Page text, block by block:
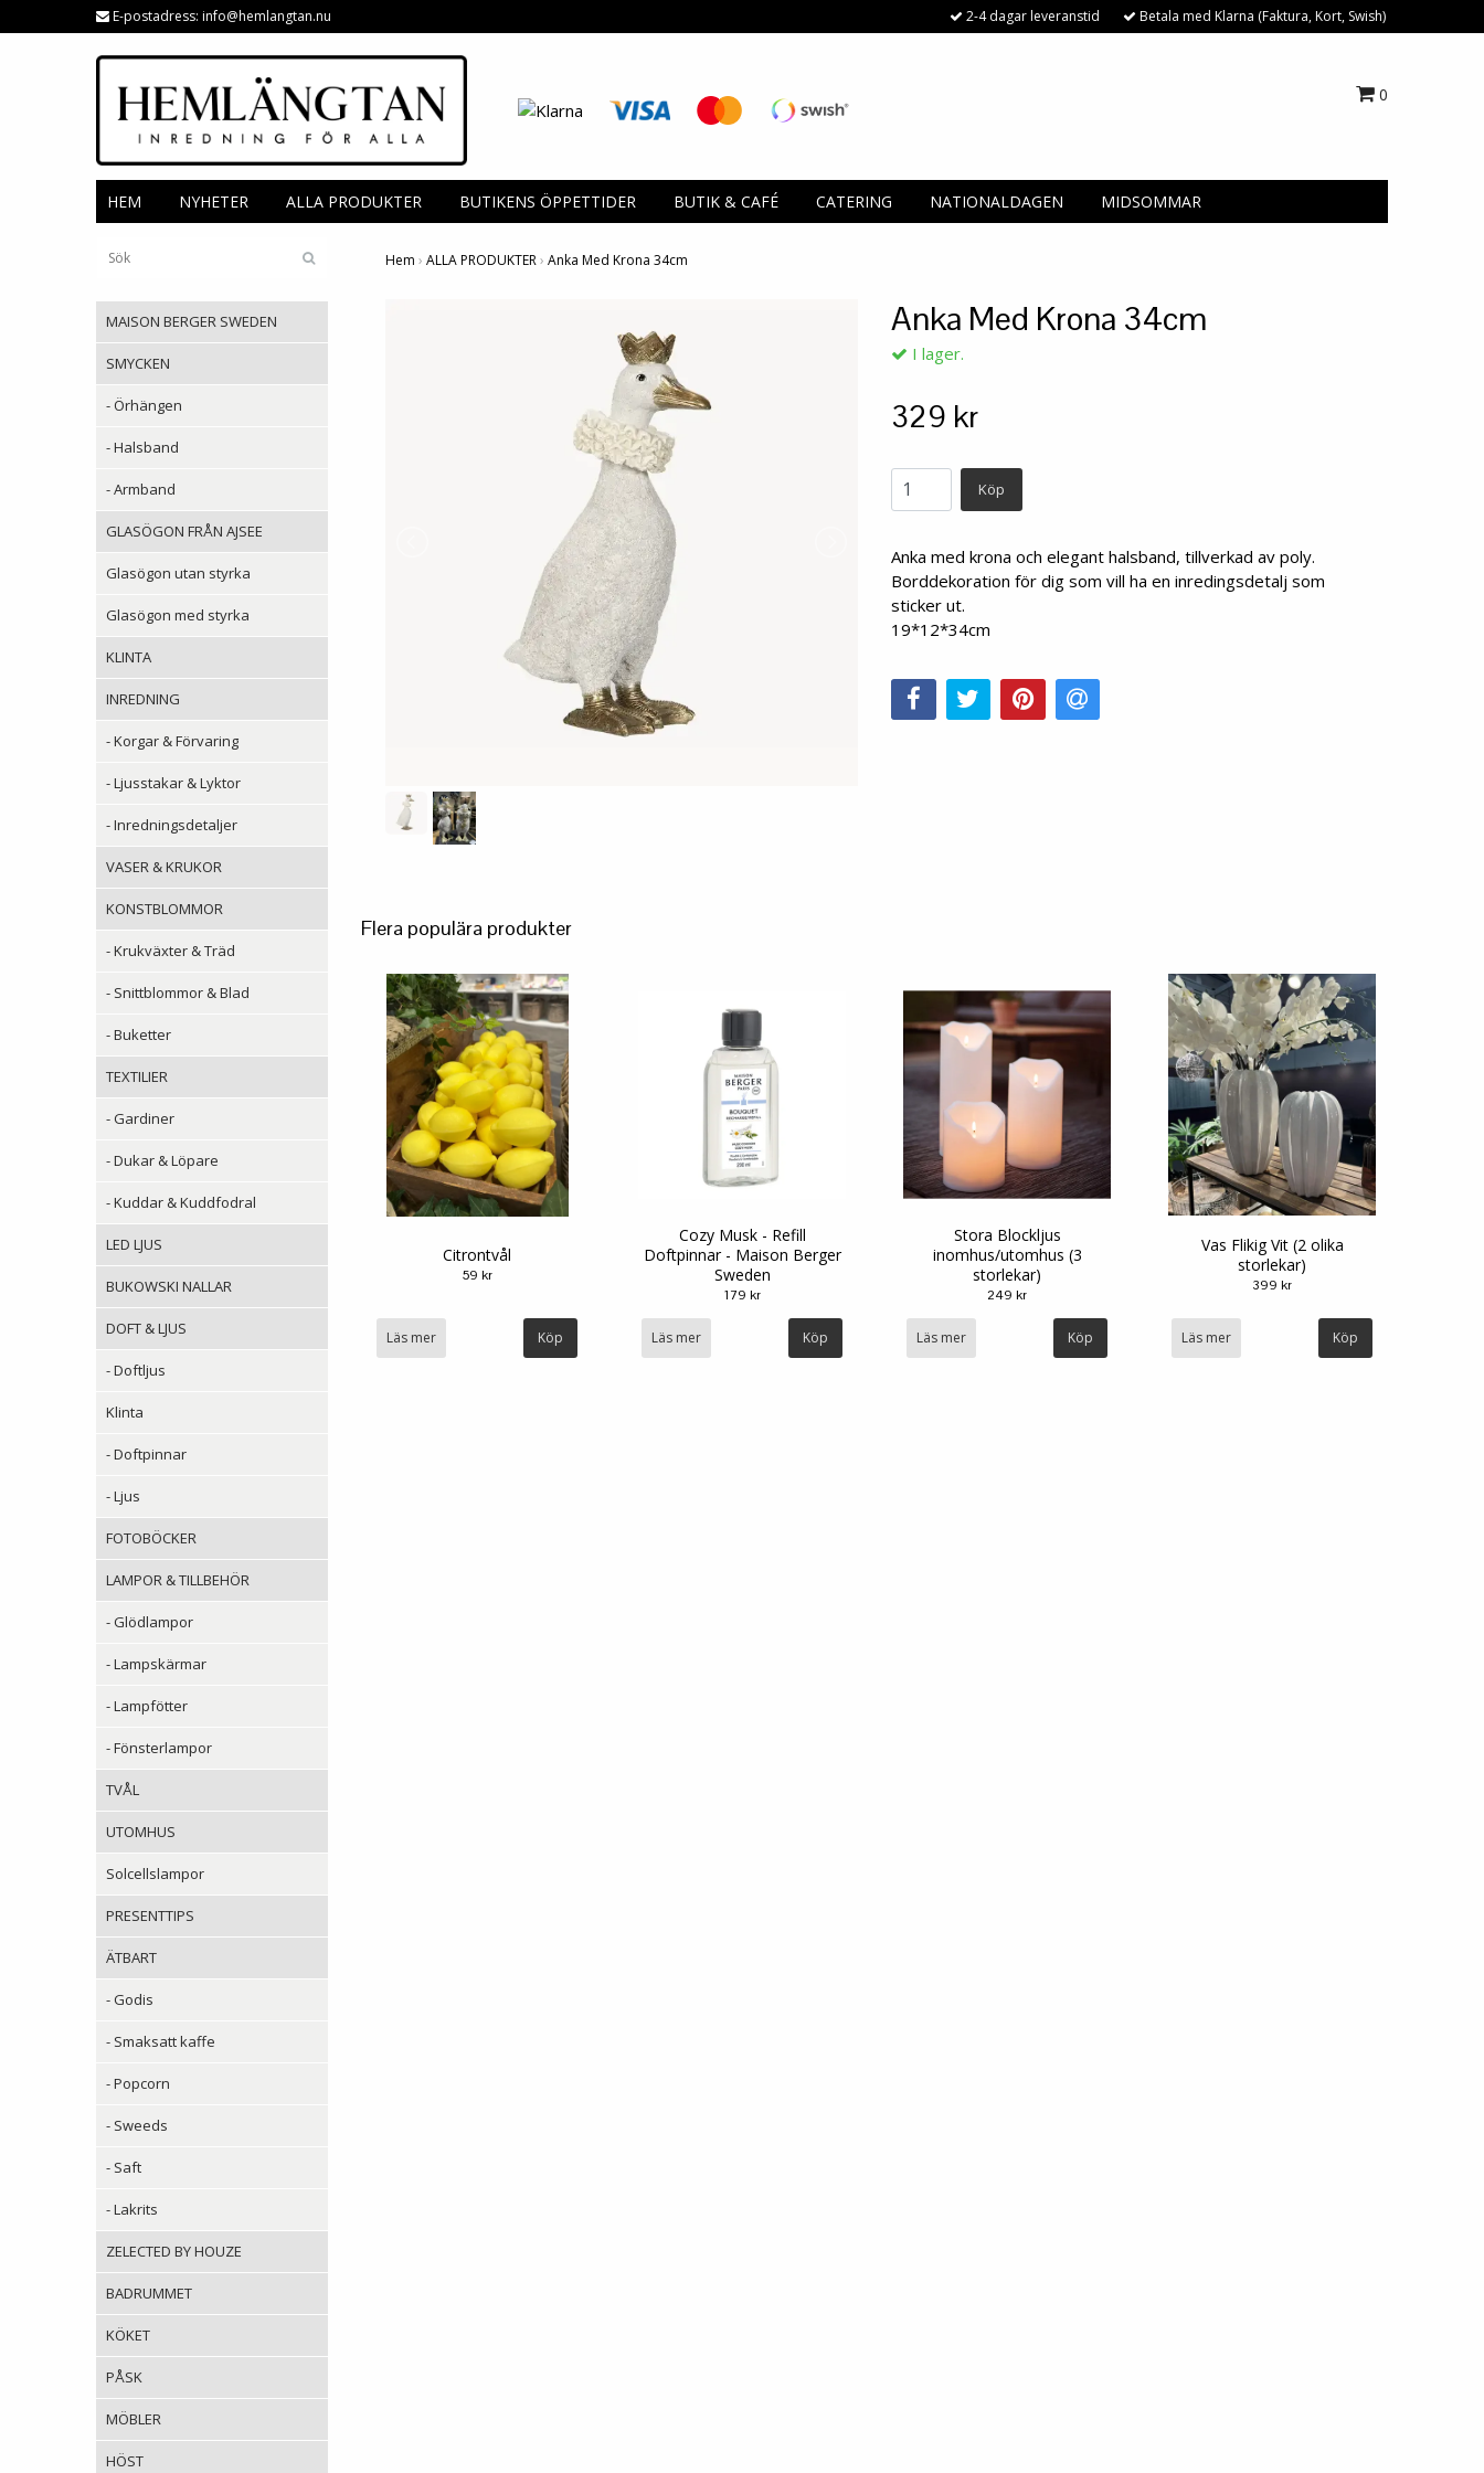
E-postadress: info@hemlangtan.nu 2-4 dagar leveranstid Betala med Klarna (Faktura, Kort, Swish)
0
HEM NYHETER ALLA PRODUKTER BUTIKENS ÖPPETTIDER BUTIK & CAFÉ CATERING NATIONALDAGEN MIDSOMMAR
MAISON BERGER SWEDEN
SMYCKEN
- Örhängen
- Halsband
- Armband
GLASÖGON FRÅN AJSEE
Glasögon utan styrka
Glasögon med styrka
KLINTA
INREDNING
- Korgar & Förvaring
- Ljusstakar & Lyktor
- Inredningsdetaljer
VASER & KRUKOR
KONSTBLOMMOR
- Krukväxter & Träd
- Snittblommor & Blad
- Buketter
TEXTILIER
- Gardiner
- Dukar & Löpare
- Kuddar & Kuddfodral
LED LJUS
BUKOWSKI NALLAR
DOFT & LJUS
- Doftljus
Klinta
- Doftpinnar
- Ljus
FOTOBÖCKER
LAMPOR & TILLBEHÖR
- Glödlampor
- Lampskärmar
- Lampfötter
- Fönsterlampor
TVÅL
UTOMHUS
Solcellslampor
PRESENTTIPS
ÄTBART
- Godis
- Smaksatt kaffe
- Popcorn
- Sweeds
- Saft
- Lakrits
ZELECTED BY HOUZE
BADRUMMET
KÖKET
PÅSK
MÖBLER
HÖST
Hem › ALLA PRODUKTER› Anka Med Krona 34cm
Anka Med Krona 34cm
I lager.
329 kr
Köp
Anka med krona och elegant halsband, tillverkad av poly.
Borddekoration för dig som vill ha en inredingsdetalj som
sticker ut.
19*12*34cm
Flera populära produkter
Citrontvål
59 kr
Läs mer
Cozy Musk - Refill
Doftpinnar - Maison Berger
Sweden
179 kr
Läs mer
Stora Blockljus
inomhus/utomhus (3
storlekar)
249 kr
Läs mer Köp
Vas Flikig Vit (2 olika
storlekar)
399 kr
Läs mer Köp